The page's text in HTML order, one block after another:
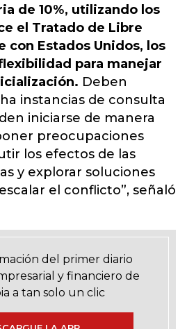
de 10%, utilizando los
el Tratado de Libre
con Estados Unidos, los
para manejar
Deben
instancias de consulta
iniciarse de manera
preocupaciones
los efectos de las
y explorar soluciones
el conflicto”, señaló
del primer diario
y financiero de
a tan solo un clic